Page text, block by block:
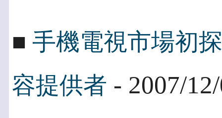
■ 手機電視市場初
容提供者 - 2007/